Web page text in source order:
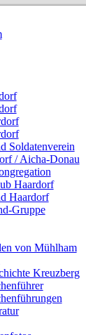
Soldatenverein
/ Aicha-Donau
Haardorf
Haardorf
Gruppe
von Mühlham
Kreuzberg